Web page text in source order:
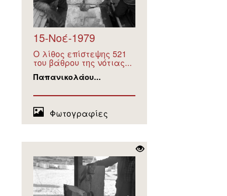
15-Νοέ-1979
Ο λίθος επίστεψης 521
του βάθρου της νότιας...
Παπανικολάου...
Φωτογραφίες